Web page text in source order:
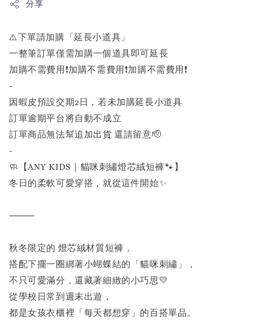
分享
⚠️下單請加購「延長小道具」
一整筆訂單僅需加購一個道具即可延長
加購不需費用❗️加購不需費用❗️加購不需費用❗️
-
因蝦皮預設交期2日，若未加購延長小道具
訂單逾期平台將自動不成立
訂單商品無法幫追加出貨 還請留意🫡
-
🧼【ANY KIDS｜貓咪刺繡燈芯絨短褲🐾】
冬日的柔軟可愛穿搭，就從這件開始✨
⸻
秋冬限定的 燈芯絨材質短褲，
搭配下擺一圈綁著小蝴蝶結的「貓咪刺繡」，
不只可愛滿分，還藏著細緻的小巧思💛
從學校日常到週末出遊，
都是女孩衣櫃裡「每天都想穿」的百搭單品。